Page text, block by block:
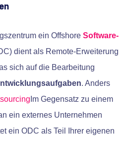
ein Offshore Software-
dient als Remote-Erweiterung
sich auf die Bearbeitung
. Anders
Im Gegensatz zu einem
ein externes Unternehmen
ein ODC als Teil Ihrer eigenen